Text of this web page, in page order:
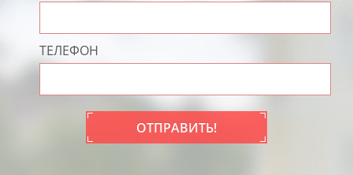
ТЕЛЕФОН
ОТПРАВИТЬ!